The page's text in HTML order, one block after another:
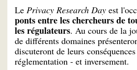
Le Privacy Research Day est
ponts entre les chercheurs de
les régulateurs. Au cours de la
de différents domaines
discuteront de leurs
réglementation - et inversement.